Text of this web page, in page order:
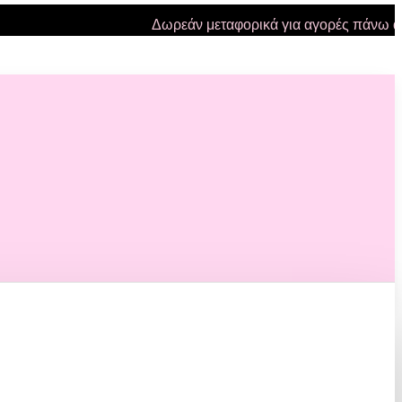
Δωρεάν μεταφορικά για αγορές πάνω από